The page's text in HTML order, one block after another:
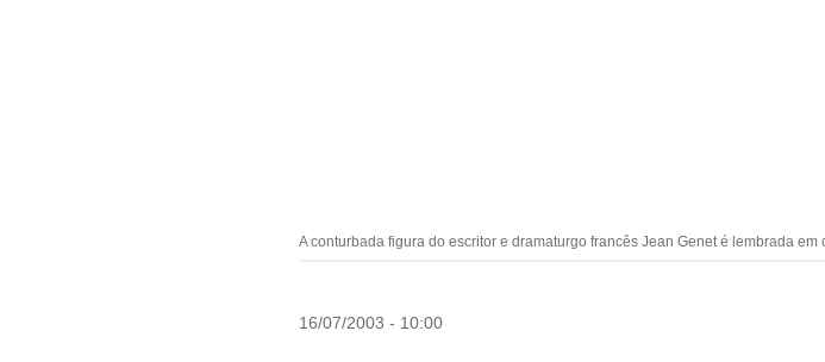
A conturbada figura do escritor e dramaturgo francês Jean Genet é lembrada
16/07/2003 - 10:00